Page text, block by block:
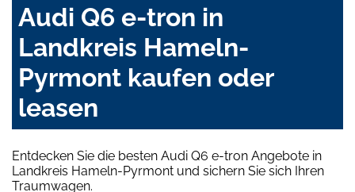
Audi Q6 e-tron in
Landkreis Hameln-
Pyrmont kaufen oder
leasen
Entdecken Sie die besten Audi Q6 e-tron Angebote in
Landkreis Hameln-Pyrmont und sichern Sie sich Ihren
Traumwagen.